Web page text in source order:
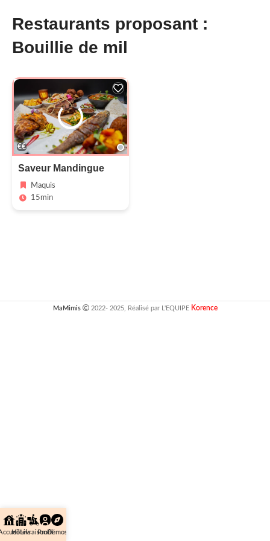
Restaurants proposant :
Bouillie de mil
€€
Saveur Mandingue
Maquis
15min
MaMimis 2022- 2025, Réalisé par L'EQUIPE Korence
Hôtels
Livraison
ProfilDémos